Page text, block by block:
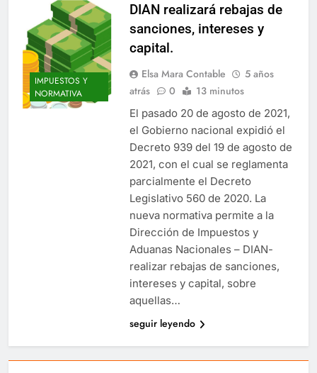
IMPUESTOS Y
NORMATIVA
DIAN realizará rebajas de
sanciones, intereses y
capital.
Elsa Mara Contable
5 años
atrás
0 13 minutos
El pasado 20 de agosto de 2021,
el Gobierno nacional expidió el
Decreto 939 del 19 de agosto de
2021, con el cual se reglamenta
parcialmente el Decreto
Legislativo 560 de 2020. La
nueva normativa permite a la
Dirección de Impuestos y
Aduanas Nacionales – DIAN-
realizar rebajas de sanciones,
intereses y capital, sobre
aquellas…
seguir leyendo